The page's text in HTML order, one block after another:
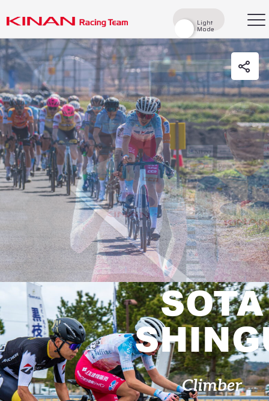
Light
Mode
Light
Mode
検索
Top
News Races
Race Report Rider
Team History
Partners Shop
Contact SOTA
Climber